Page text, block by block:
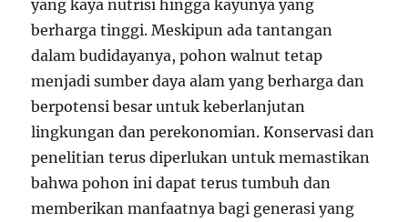
yang kaya nutrisi hingga kayunya yang
berharga tinggi. Meskipun ada tantangan
dalam budidayanya, pohon walnut tetap
menjadi sumber daya alam yang berharga dan
berpotensi besar untuk keberlanjutan
lingkungan dan perekonomian. Konservasi dan
penelitian terus diperlukan untuk memastikan
bahwa pohon ini dapat terus tumbuh dan
memberikan manfaatnya bagi generasi yang